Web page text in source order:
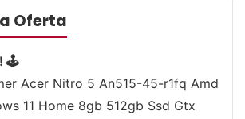
Oferta
🕹
Acer Nitro 5 An515-45-r1fq Amd
11 Home 8gb 512gb Ssd Gtx